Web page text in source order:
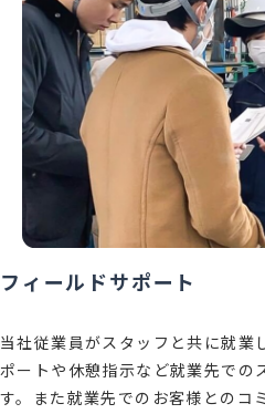
フィールドサポート
当社従業員がスタッフと共に就業
ポートや休憩指示など就業先での
す。また就業先でのお客様とのコ